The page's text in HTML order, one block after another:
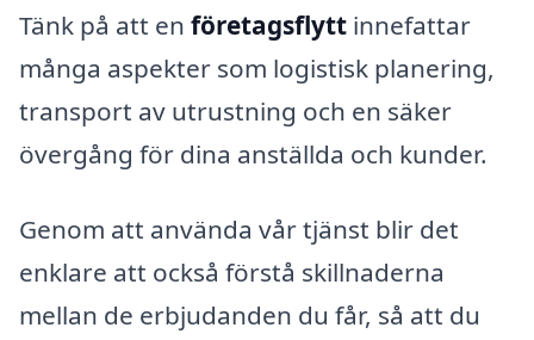
Tänk på att en företagsflytt innefattar
många aspekter som logistisk planering,
transport av utrustning och en säker
övergång för dina anställda och kunder.
Genom att använda vår tjänst blir det
enklare att också förstå skillnaderna
mellan de erbjudanden du får, så att du